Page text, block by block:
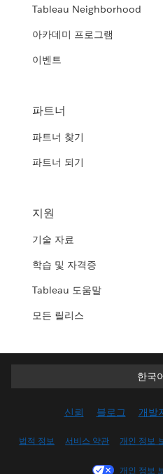
Tableau Neighborhood
아카데미 프로그램
이벤트
파트너
파트너 찾기
파트너 되기
지원
기술 자료
학습 및 자격증
Tableau 도움말
모든 릴리스
한국
한국
신뢰 블로그 개발
법적 정보 서비스 약관 개인 정보
개인 정보